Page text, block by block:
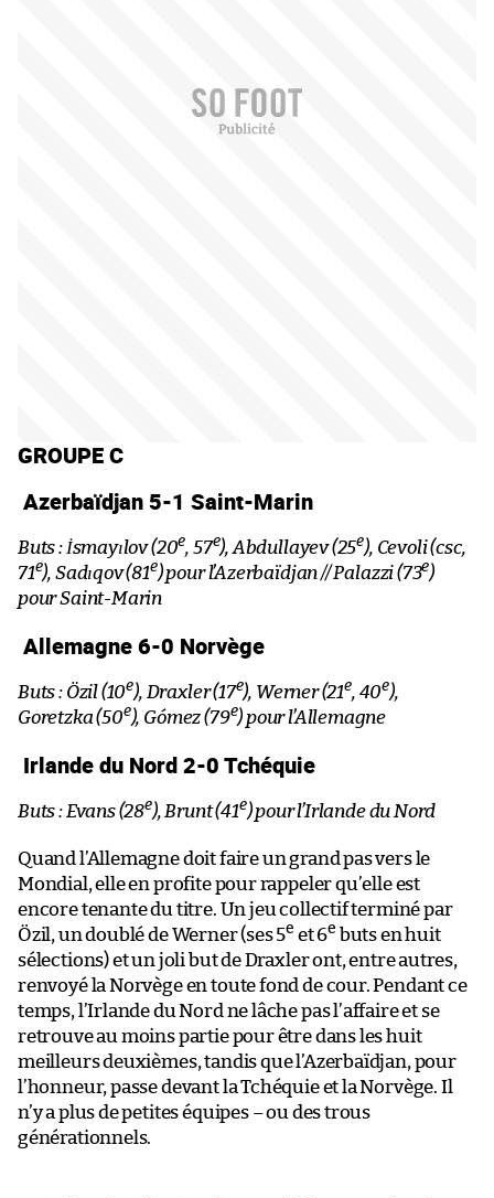
GROUPE C
Azerbaïdjan 5-1 Saint-Marin
Buts : İsmayılov (20e, 57e), Abdullayev (25e), Cevoli (csc,
71e), Sadıqov (81e) pour l’Azerbaïdjan // Palazzi (73e)
pour Saint-Marin
Allemagne 6-0 Norvège
Buts : Özil (10e), Draxler (17e), Werner (21e, 40e),
Goretzka (50e), Gómez (79e) pour l’Allemagne
Irlande du Nord 2-0 Tchéquie
Buts : Evans (28e), Brunt (41e) pour l’Irlande du Nord
Quand l’Allemagne doit faire un grand pas vers le
Mondial, elle en profite pour rappeler qu’elle est
encore tenante du titre. Un jeu collectif terminé par
Özil, un doublé de Werner (ses 5e et 6e buts en huit
sélections) et un joli but de Draxler ont, entre autres,
renvoyé la Norvège en toute fond de cour. Pendant ce
temps, l’Irlande du Nord ne lâche pas l’affaire et se
retrouve au moins partie pour être dans les huit
meilleurs deuxièmes, tandis que l’Azerbaïdjan, pour
l’honneur, passe devant la Tchéquie et la Norvège. Il
n’y a plus de petites équipes – ou des trous
générationnels.